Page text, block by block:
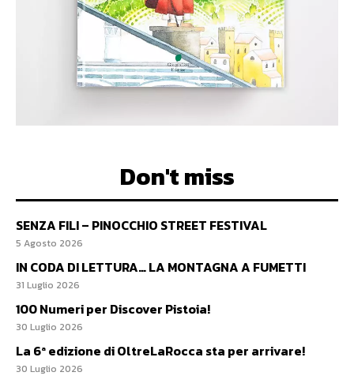
Don't miss
SENZA FILI – PINOCCHIO STREET FESTIVAL
5 Agosto 2026
IN CODA DI LETTURA… LA MONTAGNA A FUMETTI
31 Luglio 2026
100 Numeri per Discover Pistoia!
30 Luglio 2026
La 6ª edizione di OltreLaRocca sta per arrivare!
30 Luglio 2026